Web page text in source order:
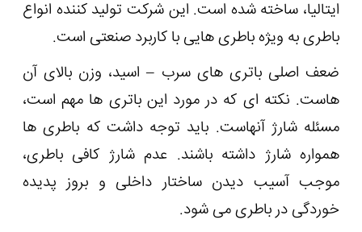
ایتالیا، ساخته شده است. این شرکت تولید کننده انواع
باطری به ویژه باطری هایی با کاربرد صنعتی است.
ضعف اصلی باتری های سرب – اسید، وزن بالای آن
هاست. نکته ای که در مورد این باتری ها مهم است،
مسئله شارژ آنهاست. باید توجه داشت که باطری ها
همواره شارژ داشته باشند. عدم شارژ کافی باطری،
موجب آسیب دیدن ساختار داخلی و بروز پدیده
خوردگی در باطری می شود.